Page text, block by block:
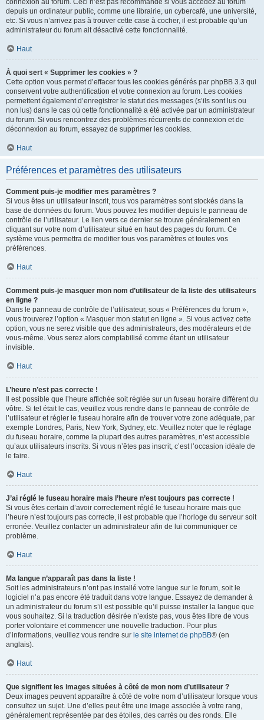
connexion au forum. Ceci n’est pas recommandé si vous accédez au forum
depuis un ordinateur public, comme une librairie, un cybercafé, une université,
etc. Si vous n’arrivez pas à trouver cette case à cocher, il est probable qu’un
administrateur du forum ait désactivé cette fonctionnalité.
Haut
À quoi sert « Supprimer les cookies » ?
Cette option vous permet d’effacer tous les cookies générés par phpBB 3.3 qui
conservent votre authentification et votre connexion au forum. Les cookies
permettent également d’enregistrer le statut des messages (s’ils sont lus ou
non lus) dans le cas où cette fonctionnalité a été activée par un administrateur
du forum. Si vous rencontrez des problèmes récurrents de connexion et de
déconnexion au forum, essayez de supprimer les cookies.
Haut
Préférences et paramètres des utilisateurs
Comment puis-je modifier mes paramètres ?
Si vous êtes un utilisateur inscrit, tous vos paramètres sont stockés dans la
base de données du forum. Vous pouvez les modifier depuis le panneau de
contrôle de l’utilisateur. Le lien vers ce dernier se trouve généralement en
cliquant sur votre nom d’utilisateur situé en haut des pages du forum. Ce
système vous permettra de modifier tous vos paramètres et toutes vos
préférences.
Haut
Comment puis-je masquer mon nom d’utilisateur de la liste des utilisateurs
en ligne ?
Dans le panneau de contrôle de l’utilisateur, sous « Préférences du forum »,
vous trouverez l’option « Masquer mon statut en ligne ». Si vous activez cette
option, vous ne serez visible que des administrateurs, des modérateurs et de
vous-même. Vous serez alors comptabilisé comme étant un utilisateur
invisible.
Haut
L’heure n’est pas correcte !
Il est possible que l’heure affichée soit réglée sur un fuseau horaire différent du
vôtre. Si tel était le cas, veuillez vous rendre dans le panneau de contrôle de
l’utilisateur et régler le fuseau horaire afin de trouver votre zone adéquate, par
exemple Londres, Paris, New York, Sydney, etc. Veuillez noter que le réglage
du fuseau horaire, comme la plupart des autres paramètres, n’est accessible
qu’aux utilisateurs inscrits. Si vous n’êtes pas inscrit, c’est l’occasion idéale de
le faire.
Haut
J’ai réglé le fuseau horaire mais l’heure n’est toujours pas correcte !
Si vous êtes certain d’avoir correctement réglé le fuseau horaire mais que
l’heure n’est toujours pas correcte, il est probable que l’horloge du serveur soit
erronée. Veuillez contacter un administrateur afin de lui communiquer ce
problème.
Haut
Ma langue n’apparaît pas dans la liste !
Soit les administrateurs n’ont pas installé votre langue sur le forum, soit le
logiciel n’a pas encore été traduit dans votre langue. Essayez de demander à
un administrateur du forum s’il est possible qu’il puisse installer la langue que
vous souhaitez. Si la traduction désirée n’existe pas, vous êtes libre de vous
porter volontaire et commencer une nouvelle traduction. Pour plus
d’informations, veuillez vous rendre sur le site internet de phpBB® (en
anglais).
Haut
Que signifient les images situées à côté de mon nom d’utilisateur ?
Deux images peuvent apparaître à côté de votre nom d’utilisateur lorsque vous
consultez un sujet. Une d’elles peut être une image associée à votre rang,
généralement représentée par des étoiles, des carrés ou des ronds. Elle